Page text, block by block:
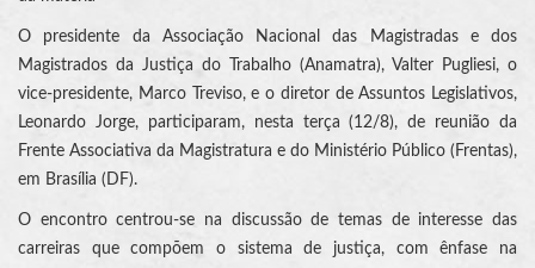
O presidente da Associação Nacional das Magistradas e dos
Magistrados da Justiça do Trabalho (Anamatra), Valter Pugliesi, o
vice-presidente, Marco Treviso, e o diretor de Assuntos Legislativos,
Leonardo Jorge, participaram, nesta terça (12/8), de reunião da
Frente Associativa da Magistratura e do Ministério Público (Frentas),
em Brasília (DF).
O encontro centrou-se na discussão de temas de interesse das
carreiras que compõem o sistema de justiça, com ênfase na